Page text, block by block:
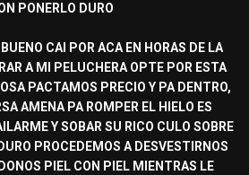
PONERLO DURO
CAI POR ACA EN HORAS DE LA
A MI PELUCHERA OPTE POR ESTA
PACTAMOS PRECIO Y PA DENTRO,
AMENA PA ROMPER EL HIELO ES
Y SOBAR SU RICO CULO SOBRE
PROCEDEMOS A DESVESTIRNOS
PIEL CON PIEL MIENTRAS LE